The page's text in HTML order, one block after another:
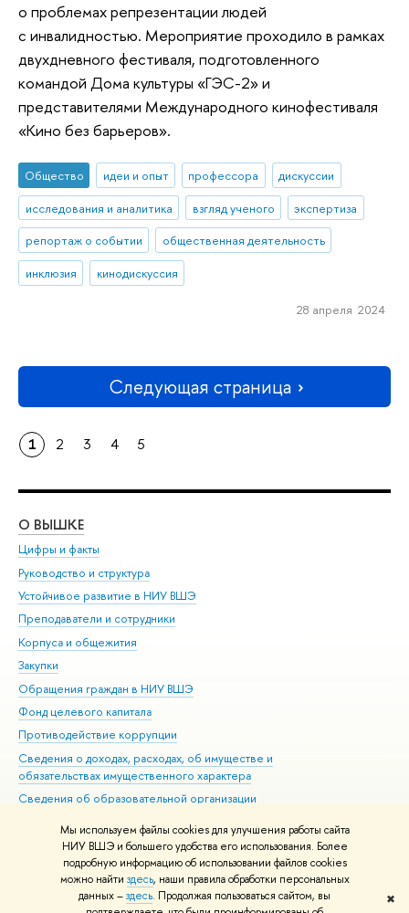
Мы используем файлы cookies для улучшения работы сайта
НИУ ВШЭ и большего удобства его использования. Более
подробную информацию об использовании файлов cookies
можно найти здесь, наши правила обработки персональных
данных –здесь. Продолжая пользоваться сайтом, вы
✖
о проблемах репрезентации людей
с инвалидностью. Мероприятие проходило в рамках
двухдневного фестиваля, подготовленного
командой Дома культуры «ГЭС-2» и
представителями Международного кинофестиваля
«Кино без барьеров».
Общество идеи и опыт профессора
дискуссии
исследования и аналитика
взгляд ученого
экспертиза
репортаж о событии
общественная деятельность
инклюзия
кинодискуссия
28 апреля 2024
Следующая страница
1 2 3 4 5
О ВЫШКЕ
Цифры и факты
Руководство и структура
Устойчивое развитие в НИУ ВШЭ
Преподаватели и сотрудники
Корпуса и общежития
Закупки
Обращения граждан в НИУ ВШЭ
Фонд целевого капитала
Противодействие коррупции
Сведения о доходах, расходах, об имуществе и
обязательствах имущественного характера
Сведения об образовательной организации
Людям с ограниченными возможностями здоровья
Единая платежная страница
Работа в Вышке